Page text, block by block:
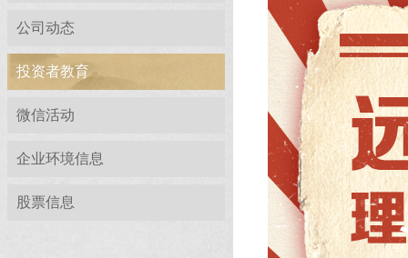
公司动态
投资者教育
微信活动
企业环境信息
股票信息